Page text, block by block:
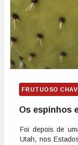
FRUTUOSO
Os espinhos
Foi depois de
Utah, nos